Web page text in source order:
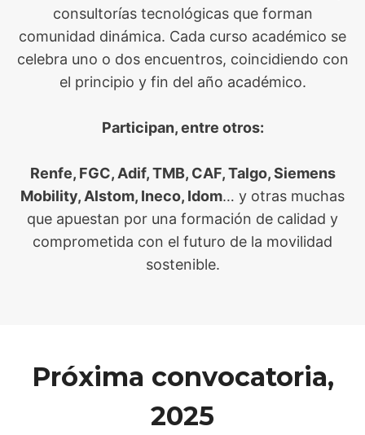
consultorías tecnológicas que forman
comunidad dinámica. Cada curso académico se
celebra uno o dos encuentros, coincidiendo con
el principio y fin del año académico.
Participan, entre otros:
Renfe, FGC, Adif, TMB, CAF, Talgo, Siemens
Mobility, Alstom, Ineco, Idom… y otras muchas
que apuestan por una formación de calidad y
comprometida con el futuro de la movilidad
sostenible.
Próxima convocatoria,
2025